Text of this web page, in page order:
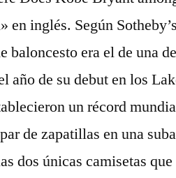
en inglés. Según
baloncesto era el de una
año de su debut en los
un récord
de zapatillas en una
dos únicas camisetas